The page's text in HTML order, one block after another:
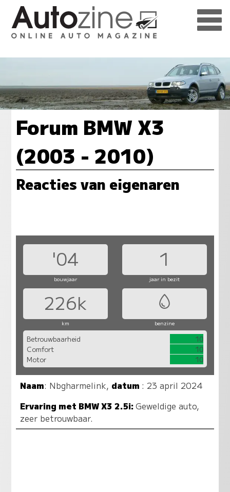
Forum BMW X3
(2003 - 2010)
Reacties van eigenaren
'04 1
bouwjaar jaar in bezit
226k
km benzine
Betrouwbaarheid
10
Comfort
10
Motor
10
Naam: Nbgharmelink, datum : 23 april 2024
Ervaring met BMW X3 2.5i:Geweldige auto,
zeer betrouwbaar.